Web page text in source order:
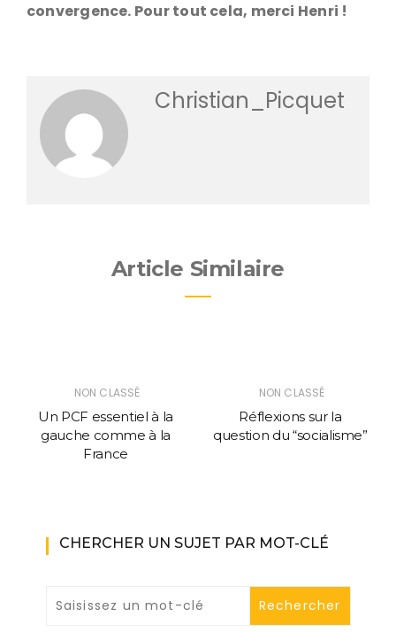
convergence. Pour tout cela, merci Henri !
Christian_Picquet
Article Similaire
NON CLASSÉ
Un PCF essentiel à la
gauche comme à la
France
NON CLASSÉ
Réflexions sur la
question du “socialisme”
CHERCHER UN SUJET PAR MOT-CLÉ